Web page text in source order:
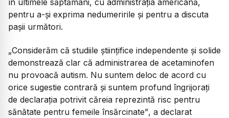
pentru a-și exprima nedumeririle și pentru a discuta
pașii următori.
„Considerăm că studiile științifice independente și solide
demonstrează clar că administrarea de acetaminofen
nu provoacă autism. Nu suntem deloc de acord cu
orice sugestie contrară și suntem profund îngrijorați
de declarația potrivit căreia reprezintă risc pentru
sănătate pentru femeile însărcinate”, a declarat